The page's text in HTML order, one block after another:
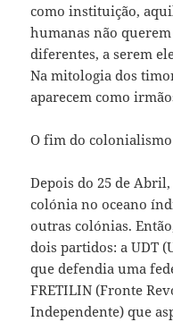
como instituição,
humanas não
diferentes, a serem
Na mitologia dos
aparecem como
O fim do
Depois do 25 de
colónia no oceano
outras colónias.
dois partidos: a UDT
que defendia uma
FRETILIN (Fronte
Independente) que